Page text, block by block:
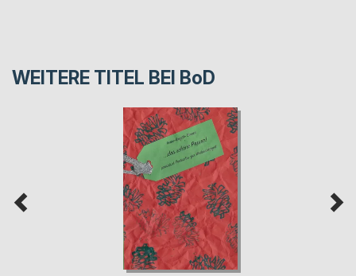
WEITERE TITEL BEI BoD